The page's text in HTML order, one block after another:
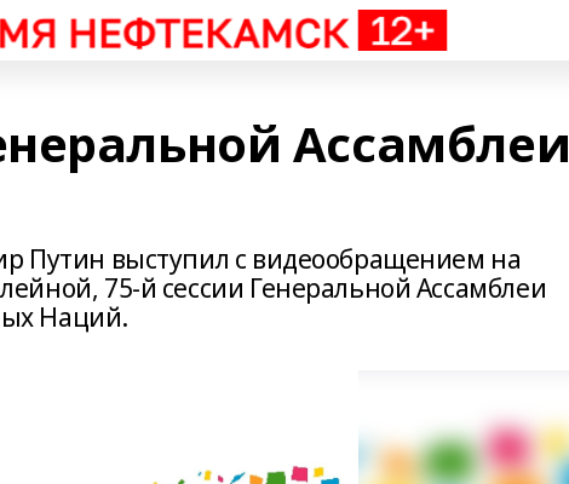
Ассамблеи
Путин выступил с видеообращением на
75‑й сессии Генеральной Ассамблеи
Наций.